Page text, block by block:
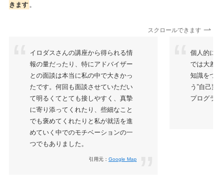
きます 。
スクロールできます
イロダスさんの講座から得られる情
報の量だったり、特にアドバイザー
との面談は本当に私の中で大きかっ
たです。何回も面談させていただい
て明るくてとても接しやすく、真摯
に寄り添ってくれたり、些細なこと
でも褒めてくれたりと私が就活を進
めていく中でのモチベーションの一
つでもありました。
引用元： Google Map
個人的に
では大差
知識をつ
う”自己変
プログラ